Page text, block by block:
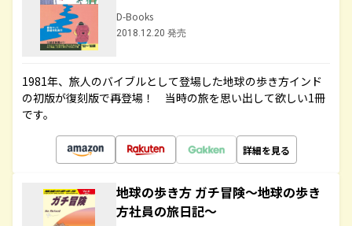
D-Books
2018.12.20 発売
1981年、旅人のバイブルとして登場した地球の歩き方インド
の初版が復刻版で再登場！ 当時の旅を思い出して欲しい1冊
です。
詳細を見る
地球の歩き方 ガチ冒険～地球の歩き
方社員の旅日記～